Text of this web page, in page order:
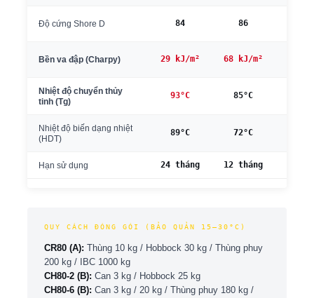
Độ cứng Shore D 84 86
Bền va đập (Charpy) 29 kJ/m² 68 kJ/m²
Nhiệt độ chuyển thủy
tinh (Tg)
93°C 85°C
Nhiệt độ biến dạng nhiệt
(HDT)
89°C 72°C
Hạn sử dụng 24 tháng 12 tháng
QUY CÁCH ĐÓNG GÓI (BẢO QUẢN 15–30°C)
CR80 (A): Thùng 10 kg / Hobbock 30 kg / Thùng phuy
200 kg / IBC 1000 kg
CH80-2 (B): Can 3 kg / Hobbock 25 kg
CH80-6 (B): Can 3 kg / 20 kg / Thùng phuy 180 kg /